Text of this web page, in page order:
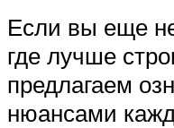
Если вы еще
где лучше
предлагаем
нюансами